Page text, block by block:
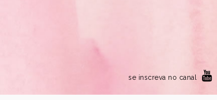
se inscreva no canal